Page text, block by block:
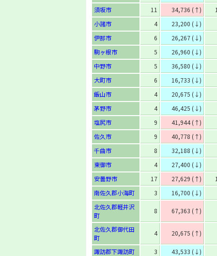
須坂市
11 34,736 (↑)
小諸市
4
23,200 (↓)
伊那市
6
26,267 (↓)
駒ヶ根市
5
26,960 (↓)
中野市
5
36,580 (↓)
大町市
6
16,733 (↓)
飯山市
4
20,675 (↓)
茅野市
4
46,425 (↓)
塩尻市
9
41,944 (↑)
佐久市
9
40,778 (↑)
千曲市
8
32,188 (↓)
東御市
4
27,400 (↓)
安曇野市
17 27,629 (↑)
南佐久郡小海町
3
16,700 (↓)
北佐久郡軽井沢
町
8 67,363 (↑)
北佐久郡御代田
町
4 20,675 (↑)
諏訪郡下諏訪町 3
43,533 (↓)